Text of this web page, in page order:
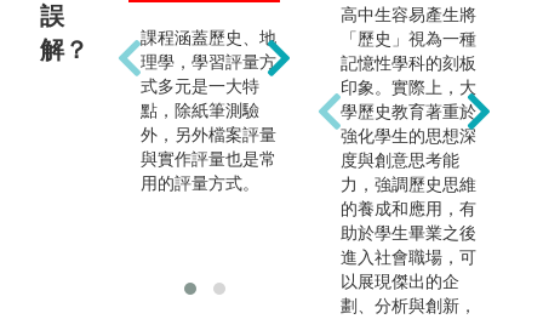
誤
解？
課程涵蓋歷史、地
理學，學習評量方
式多元是一大特
點，除紙筆測驗
外，另外檔案評量
與實作評量也是常
用的評量方式。
出路非常多元，除
從事教職外，亦可
繼續升學或進入其
他就業市場，如戶
外教學及文化資產
導覽解說、GIS、
AR、VR相關應用
產業、觀光遊憩
業，文教機構和公
職機關等。
高中生容易產生將
「歷史」視為一種
記憶性學科的刻板
印象。實際上，大
學歷史教育著重於
強化學生的思想深
度與創意思考能
力，強調歷史思維
的養成和應用，有
助於學生畢業之後
進入社會職場，可
以展現傑出的企
劃、分析與創新，